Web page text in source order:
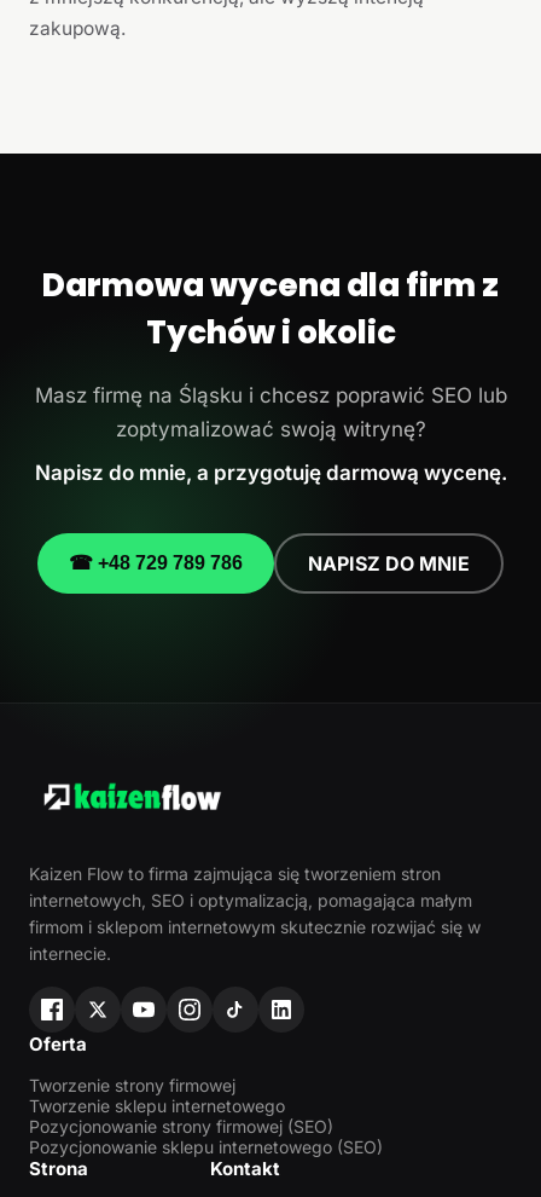
zakupową.
Darmowa wycena dla firm z
Tychów i okolic
Masz firmę na Śląsku i chcesz poprawić SEO lub
zoptymalizować swoją witrynę?
Napisz do mnie, a przygotuję darmową wycenę.
☎ +48 729 789 786 NAPISZ DO MNIE
Kaizen Flow to firma zajmująca się tworzeniem stron
internetowych, SEO i optymalizacją, pomagająca małym
firmom i sklepom internetowym skutecznie rozwijać się w
internecie.
Oferta
Tworzenie strony firmowej
Tworzenie sklepu internetowego
Pozycjonowanie strony firmowej (SEO)
Pozycjonowanie sklepu internetowego (SEO)
Strona Kontakt